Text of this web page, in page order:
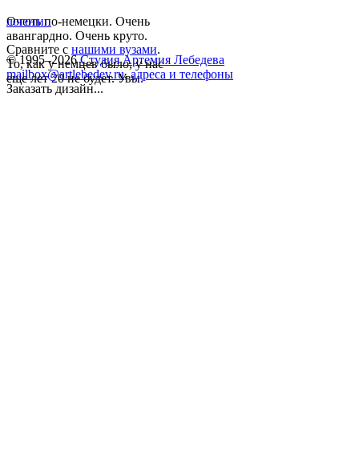
Очень по-немецки. Очень
авангардно. Очень круто.
Сравните с нашими вузами.
То, как у немцев было, у нас
еще лет 20 не будет. Увы.
логотип
© 1995–2026 Студия Артемия Лебедева
mailbox@artlebedev.ru, адреса и телефоны
Заказать дизайн...